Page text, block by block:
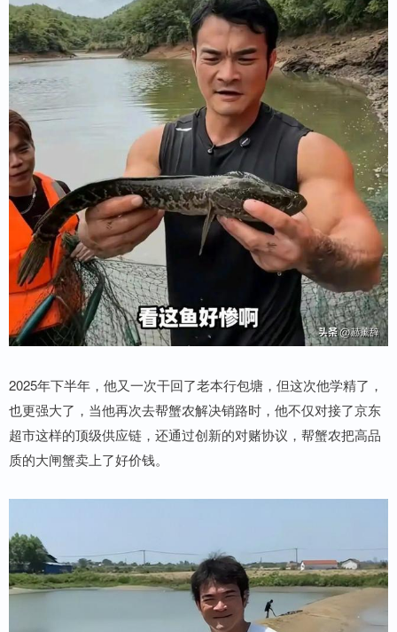
2025年下半年，他又一次干回了老本行包塘，但这次他学精了，
也更强大了，当他再次去帮蟹农解决销路时，他不仅对接了京东
超市这样的顶级供应链，还通过创新的对赌协议，帮蟹农把高品
质的大闸蟹卖上了好价钱。